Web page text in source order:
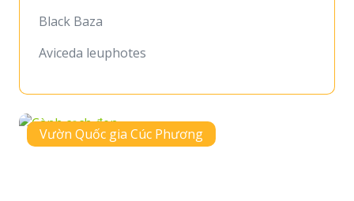
Black Baza
Aviceda leuphotes
Vườn Quốc gia Cúc Phương